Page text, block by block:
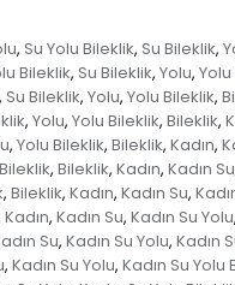
, Su Yolu Bileklik, Su Bileklik,
Bileklik, Su Bileklik, Yolu,
, Su Bileklik, Yolu, Yolu Bileklik,
, Yolu, Yolu Bileklik, Bileklik,
, Yolu Bileklik, Bileklik, Kadın,
, Bileklik, Kadın, Kadın Su
, Bileklik, Kadın, Kadın Su,
Kadın, Kadın Su, Kadın Su Yolu,
Su, Kadın Su Yolu, Kadın
, Kadın Su Yolu, Kadın Su Yolu